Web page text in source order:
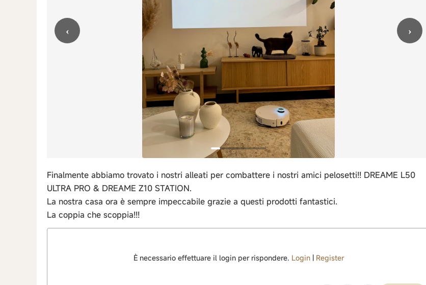
‹ ›
Finalmente abbiamo trovato i nostri alleati per combattere i nostri amici pelosetti!! DREAME L50
ULTRA PRO & DREAME Z10 STATION.
La nostra casa ora è sempre impeccabile grazie a questi prodotti fantastici.
La coppia che scoppia!!!
È necessario effettuare il login per rispondere. Login| Register